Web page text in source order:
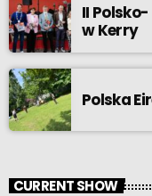
II
w Kerry
Polska
CURRENT SHOW